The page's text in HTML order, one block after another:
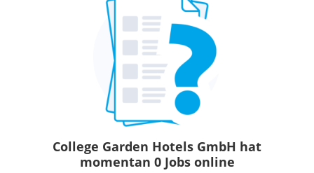
College Garden Hotels GmbH hat
momentan 0 Jobs online